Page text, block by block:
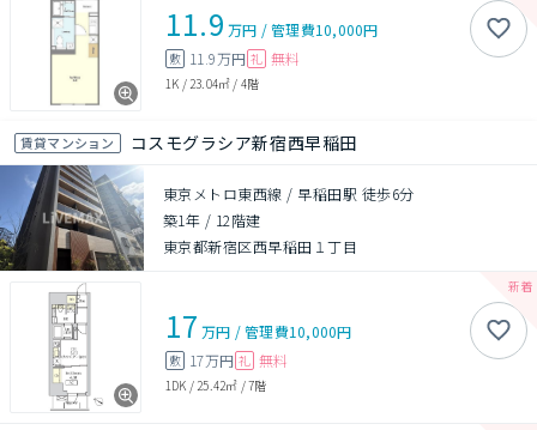
11.9 万円 /管理費10,000円
敷 11.9万円 礼 無料
1K / 23.04㎡ / 4階
賃貸マンション コスモグラシア新宿西早稲田
東京メトロ東西線 / 早稲田駅 徒歩6分
築1年 / 12階建
東京都新宿区西早稲田１丁目
17 万円 /管理費10,000円
敷 17万円 礼 無料
1DK / 25.42㎡ /7階